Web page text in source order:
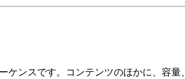
ンスです。コンテンツのほかに、容量